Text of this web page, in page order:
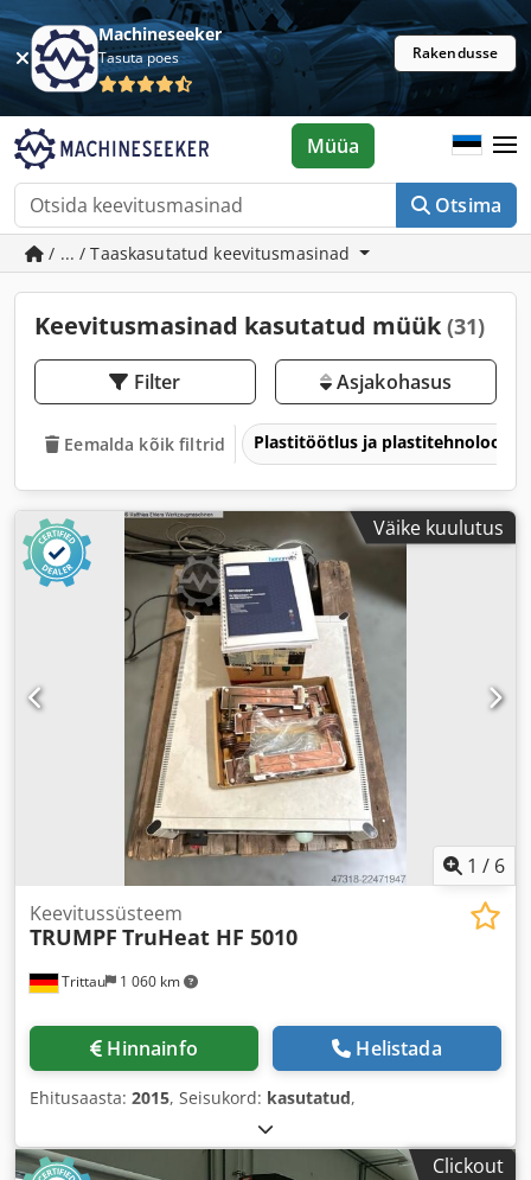
Machineseeker
Tasuta poes Rakendusse
Otsima
Müüa
/ ... / Taaskasutatud keevitusmasinad
Keevitusmasinad kasutatud müük (31)
Filter Asjakohasus
Eemalda kõik filtrid Plastitöötlus ja plastitehnoloogia
Väike kuulutus
1 / 6
Trittau 1 060 km
Keevitussüsteem
TRUMPF TruHeat HF 5010
Hinnainfo Helistada
Ehitusaasta: 2015, Seisukord: kasutatud,
Clickout